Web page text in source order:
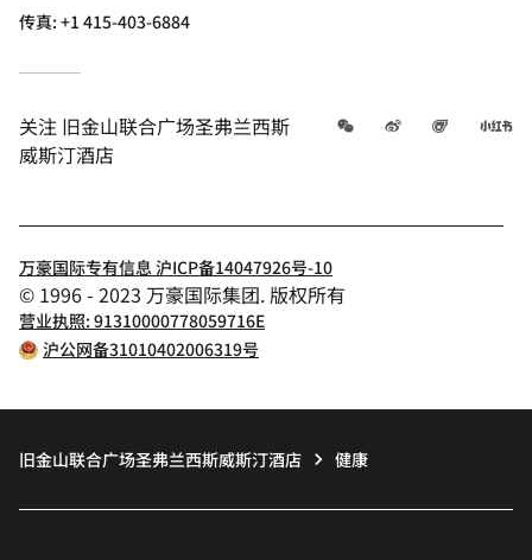
传真:+1 415-403-6884
关注 旧金山联合广场圣弗兰西斯
威斯汀酒店
微信 微博 飞猪
万豪国际专有信息 沪ICP备14047926号-10
© 1996 - 2023 万豪国际集团. 版权所有
营业执照: 91310000778059716E
沪公网备31010402006319号
旧金山联合广场圣弗兰西斯威斯汀酒店 健康